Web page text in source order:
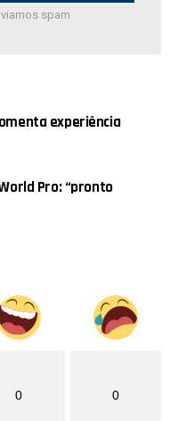
spam
experiência
Pro: “pronto
0 0